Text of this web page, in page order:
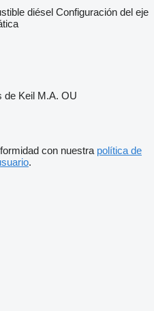
diésel Configuración del eje
de Keil M.A. OU
con nuestra política de
.